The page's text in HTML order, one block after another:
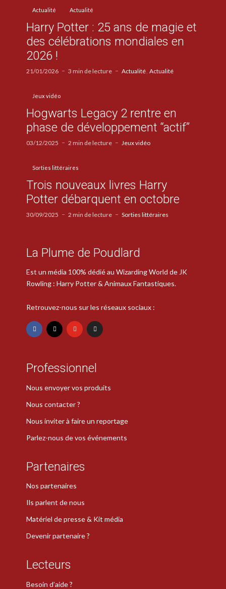
Actualité Actualité
Harry Potter : 25 ans de magie et
des célébrations mondiales en
2026 !
21/01/2026 3 min de lecture Actualité Actualité
Jeux vidéo
Hogwarts Legacy 2 rentre en
phase de développement “actif”
03/12/2025 2 min de lecture Jeux vidéo
Sorties littéraires
Trois nouveaux livres Harry
Potter débarquent en octobre
30/09/2025 2 min de lecture Sorties littéraires
La Plume de Poudlard
Est un média 100% dédié au Wizarding World de JK
Rowling : Harry Potter & Animaux Fantastiques.
Retrouvez-nous sur les réseaux sociaux :
Professionnel
Nous envoyer vos produits
Nous contacter ?
Nous inviter à faire un reportage
Parlez-nous de vos événements
Partenaires
Nos partenaires
Ils parlent de nous
Matériel de presse & Kit média
Devenir partenaire ?
Lecteurs
Besoin d’aide ?